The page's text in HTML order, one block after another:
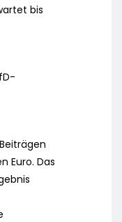
bis
Euro. Das